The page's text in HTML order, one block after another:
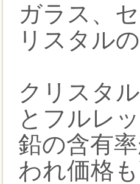
ガラス、
リスタル
クリスタ
とフルレ
鉛の含有
われ価格